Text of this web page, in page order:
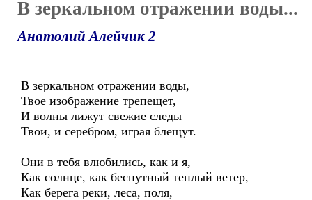
В зеркальном отражении воды...
Анатолий Алейчик 2
В зеркальном отражении воды,
Твое изображение трепещет,
И волны лижут свежие следы
Твои, и серебром, играя блещут.
Они в тебя влюбились, как и я,
Как солнце, как беспутный теплый ветер,
Как берега реки, леса, поля,